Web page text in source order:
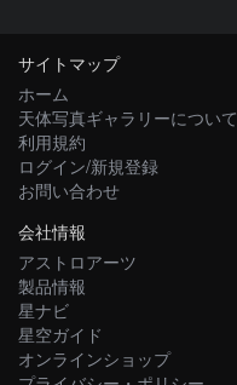
サイトマップ
ホーム
天体写真ギャラリーについて
利用規約
ログイン/新規登録
お問い合わせ
会社情報
アストロアーツ
製品情報
星ナビ
星空ガイド
オンラインショップ